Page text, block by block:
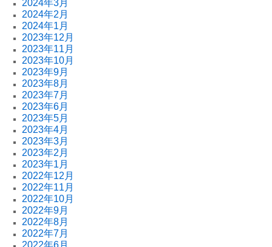
2024年3月
2024年2月
2024年1月
2023年12月
2023年11月
2023年10月
2023年9月
2023年8月
2023年7月
2023年6月
2023年5月
2023年4月
2023年3月
2023年2月
2023年1月
2022年12月
2022年11月
2022年10月
2022年9月
2022年8月
2022年7月
2022年6月